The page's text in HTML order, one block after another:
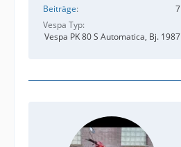
Beiträge
7
Vespa Typ
Vespa PK 80 S Automatica, Bj. 1987